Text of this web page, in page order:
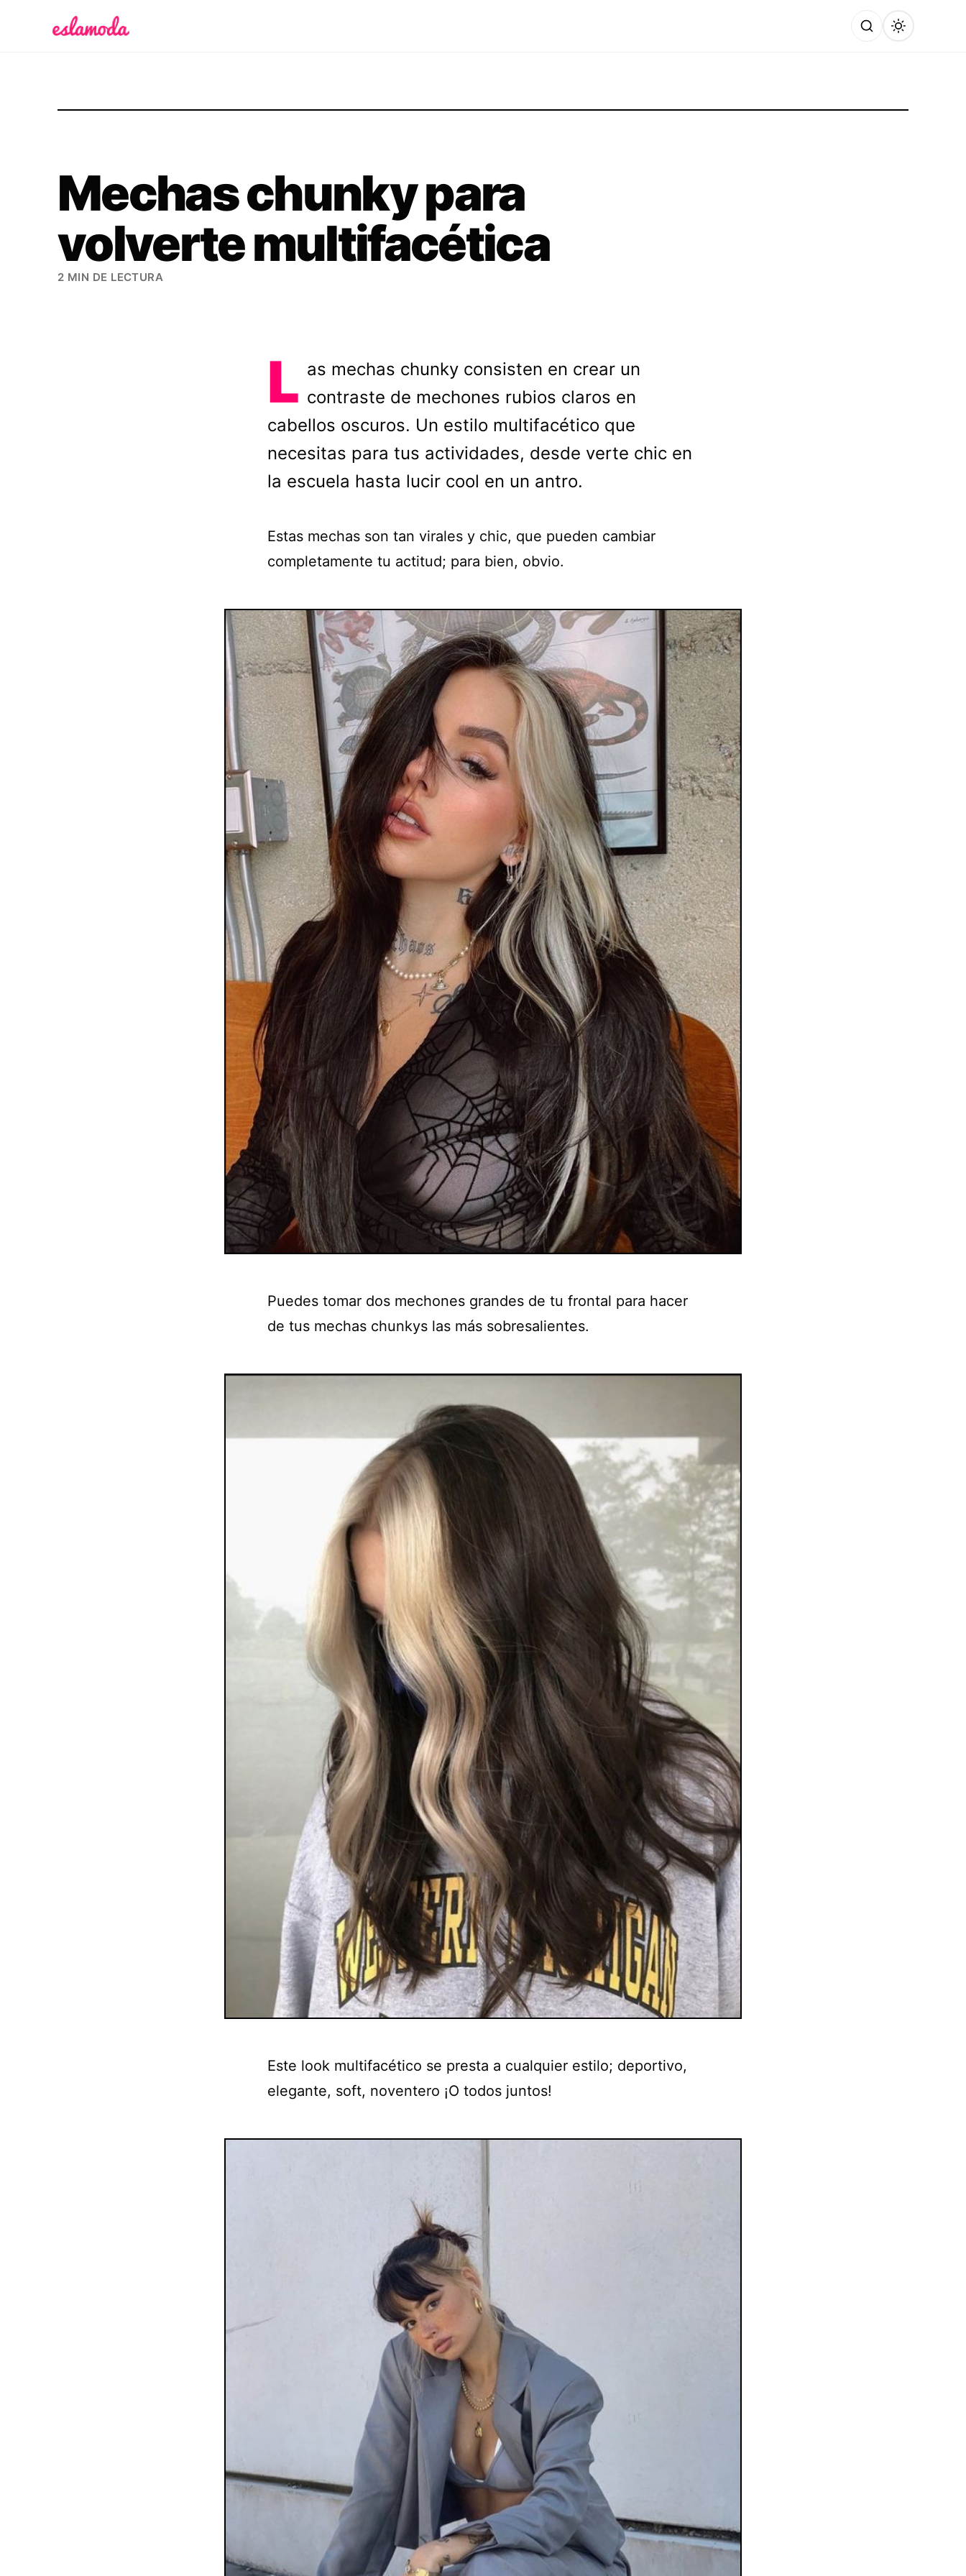
Mechas chunky para
volverte multifacética
2 MIN DE LECTURA
L as mechas chunky consisten en crear un
contraste de mechones rubios claros en
cabellos oscuros. Un estilo multifacético que
necesitas para tus actividades, desde verte chic en
la escuela hasta lucir cool en un antro.
Estas mechas son tan virales y chic, que pueden cambiar
completamente tu actitud; para bien, obvio.
Puedes tomar dos mechones grandes de tu frontal para hacer
de tus mechas chunkys las más sobresalientes.
Este look multifacético se presta a cualquier estilo; deportivo,
elegante, soft, noventero ¡O todos juntos!